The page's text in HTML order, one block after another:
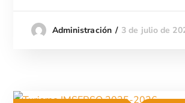
Administración 3 de julio de